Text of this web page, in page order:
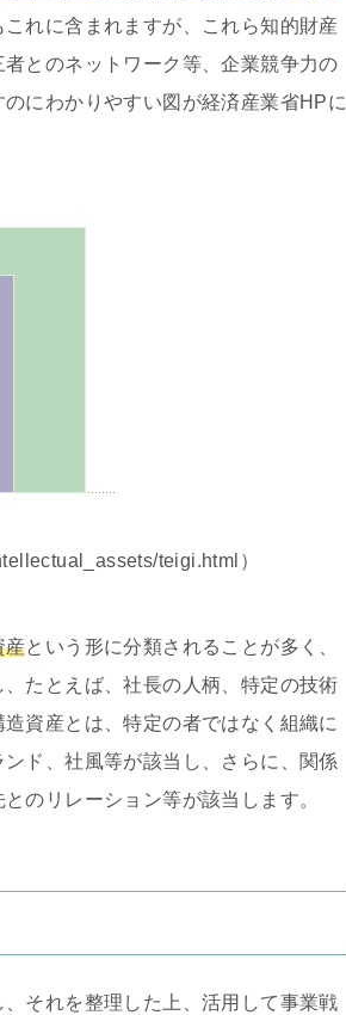
れに含まれますが、これら知的財産
とのネットワーク等、企業競争力の
にわかりやすい図が経済産業省HPに
teigi.html）
産という形に分類されることが多く、
たとえば、社長の人柄、特定の技術
資産とは、特定の者ではなく組織に
ド、社風等が該当し、さらに、関係
のリレーション等が該当します。
それを整理した上、活用して事業戦